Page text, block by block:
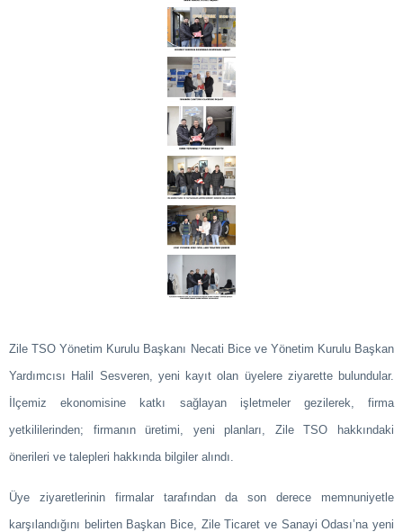
Zile TSO Yönetim Kurulu Başkanı Necati Bice ve Yönetim Kurulu Başkan
Yardımcısı Halil Sesveren, yeni kayıt olan üyelere ziyarette bulundular.
İlçemiz ekonomisine katkı sağlayan işletmeler gezilerek, firma
yetkililerinden; firmanın üretimi, yeni planları, Zile TSO hakkındaki
önerileri ve talepleri hakkında bilgiler alındı.
Üye ziyaretlerinin firmalar tarafından da son derece memnuniyetle
karşılandığını belirten Başkan Bice, Zile Ticaret ve Sanayi Odası’na yeni